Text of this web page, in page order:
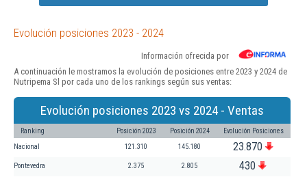
Evolución posiciones 2023 - 2024
Información ofrecida por
A continuación le mostramos la evolución de posiciones entre 2023 y 2024 de
Nutripema Sl por cada uno de los rankings según sus ventas:
Evolución posiciones 2023 vs 2024 - Ventas
Ranking Posición 2023 Posición 2024 Evolución Posiciones
Nacional 121.310 145.180 23.870
Pontevedra 2.375 2.805 430